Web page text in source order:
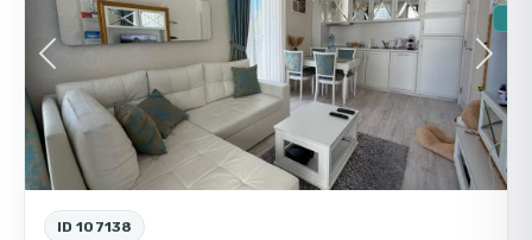
Previous Next
ID 107138